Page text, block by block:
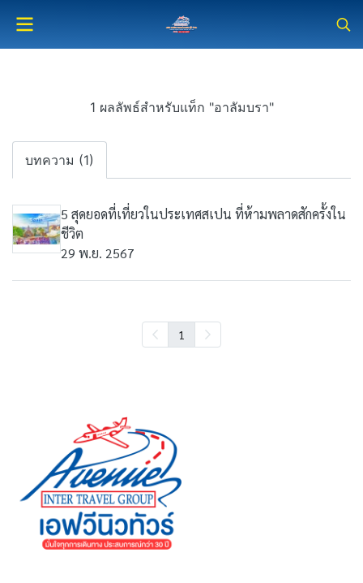
1 ผลลัพธ์สำหรับแท็ก "อาลัมบรา"
บทความ (1)
5 สุดยอดที่เที่ยวในประเทศสเปน ที่ห้ามพลาดสักครั้งใน
ชีวิต
29 พ.ย. 2567
1